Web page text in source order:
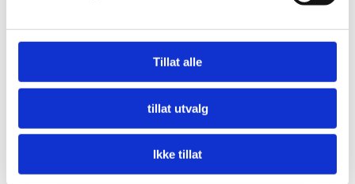
Tillat alle
tillat utvalg
Ikke tillat
Knut Bjørgen